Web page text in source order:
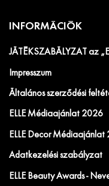
INFORMÁCIÓK
JÁTÉKSZABÁLYZAT az
Impresszum
Általános szerződési
ELLE Médiaajánlat 2026
ELLE Decor Médiaajánlat
Adatkezelési szabályzat
ELLE Beauty Awards -